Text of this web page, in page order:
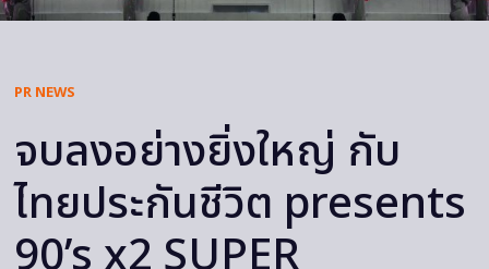
PR NEWS
จบลงอย่างยิ่งใหญ่ กับ
ไทยประกันชีวิต presents